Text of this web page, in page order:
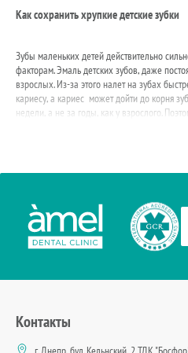
Как сохранить хрупкие детские зубки
Зубы маленьких детей действительно
факторам. Эмаль детских зубов, даже
взрослых. Из-за этого налет на зубах
кариесу, а кариес может дойти до корня
недели, а не за годы, как у взрослого.
Контакты